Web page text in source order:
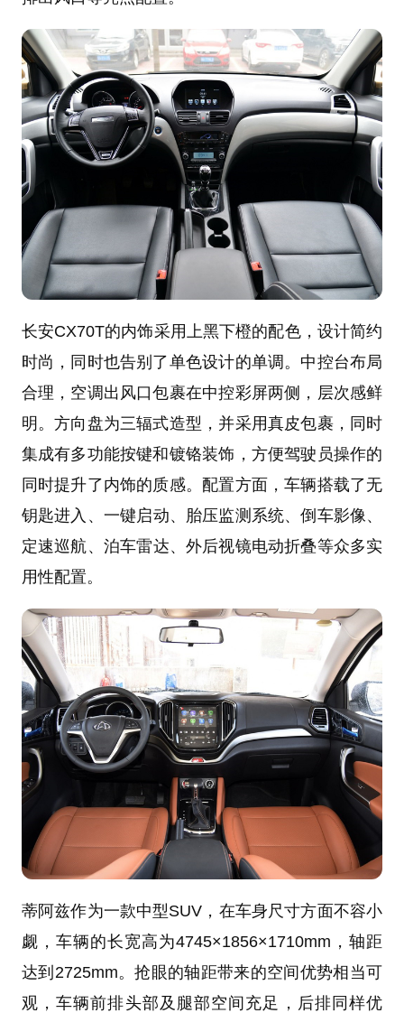
长安CX70T的内饰采用上黑下橙的配色，设计简约
时尚，同时也告别了单色设计的单调。中控台布局
合理，空调出风口包裹在中控彩屏两侧，层次感鲜
明。方向盘为三辐式造型，并采用真皮包裹，同时
集成有多功能按键和镀铬装饰，方便驾驶员操作的
同时提升了内饰的质感。配置方面，车辆搭载了无
钥匙进入、 一键启动、 胎压监测 系统、倒车影像 、
定速巡航 、泊车雷达、外后视镜电动折叠等众多实
用性配置。
蒂阿兹作为一款中型SUV，在车身尺寸方面不容小
觑，车辆的长宽高为4745×1856×1710mm，轴距
达到2725mm。抢眼的轴距带来的空间优势相当可
观，车辆前排头部及腿部空间充足，后排同样优